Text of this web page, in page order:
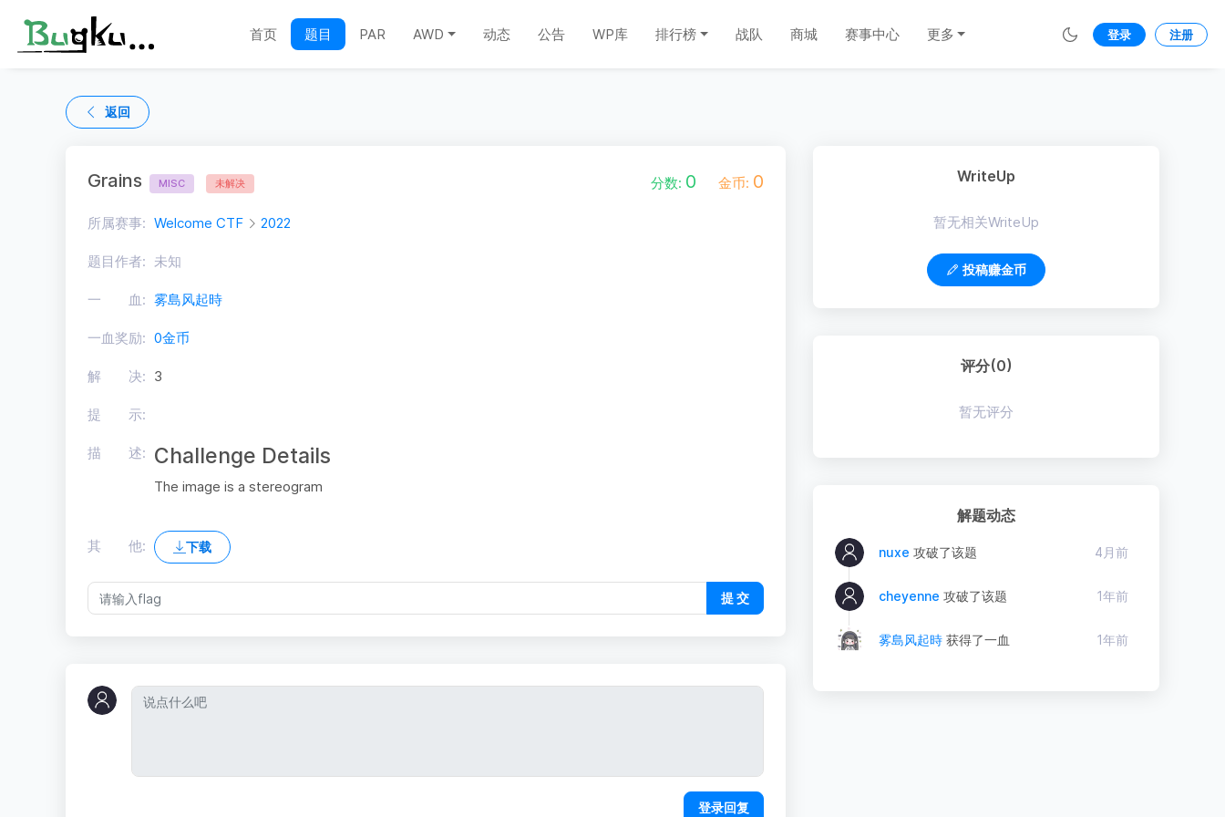
首页 题目 PAR AWD 动态 公告 WP库 排行榜 战队 商城 赛事中心 更多 登录 注册
返回
Grains MISC 未解决 分数: 0 金币: 0
所属赛事: Welcome CTF 2022
题目作者: 未知
一 血: 雾島风起時
一血奖励: 0金币
解 决: 3
提 示:
描 述: Challenge Details
The image is a stereogram
其 他: 下载
提 交
登录回复
WriteUp
暂无相关WriteUp
投稿赚金币
评分(0)
暂无评分
解题动态
nuxe 攻破了该题 4月前
cheyenne 攻破了该题 1年前
雾島风起時 获得了一血 1年前